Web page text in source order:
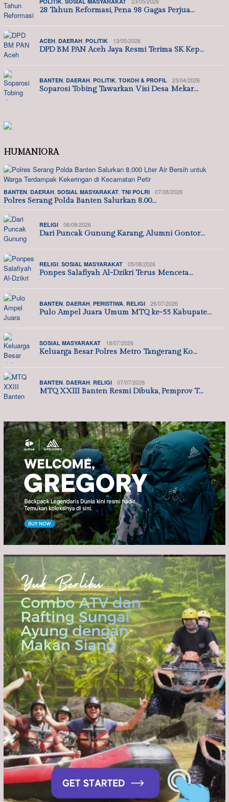
28 Tahun Reformasi, Pena 98 Gagas Perjua…
ACEH, DAERAH, POLITIK 13/05/2026
DPD BM PAN Aceh Jaya Resmi Terima SK Kep…
BANTEN, DAERAH, POLITIK, TOKOH & PROFIL 23/04/2026
Soparosi Tobing Tawarkan Visi Desa Mekar…
HUMANIORA
BANTEN DAERAH SOSIAL MASYARAKAT TNI POLRI 07/08/2026
Polres Serang Polda Banten Salurkan 8.00…
RELIGI 06/08/2026
Dari Puncak Gunung Karang, Alumni Gontor…
RELIGI SOSIAL MASYARAKAT 05/08/2026
Ponpes Salafiyah Al-Dzikri Terus Menceta…
BANTEN DAERAH PERISTIWA RELIGI 26/07/2026
Pulo Ampel Juara Umum MTQ ke-55 Kabupate…
SOSIAL MASYARAKAT 18/07/2026
Keluarga Besar Polres Metro Tangerang Ko…
BANTEN DAERAH RELIGI 07/07/2026
MTQ XXIII Banten Resmi Dibuka, Pemprov T…